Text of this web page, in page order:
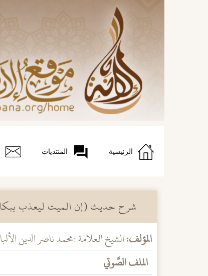
الرئيسية المنتديات
شرح حديث (إن الميت ليعذب
المؤلف:الشيخ العلامة :ﻣﺤﻤﺪ ﻧﺎﺻﺮ اﻟﺪﻳﻦ
الملف الصَّوتي